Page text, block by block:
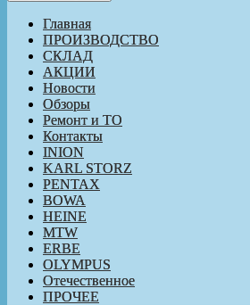
Главная
ПРОИЗВОДСТВО
СКЛАД
АКЦИИ
Новости
Обзоры
Ремонт и ТО
Контакты
INION
KARL STORZ
PENTAX
BOWA
HEINE
MTW
ERBE
OLYMPUS
Отечественное
ПРОЧЕЕ